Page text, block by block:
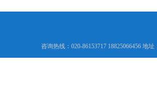
咨询热线：020-86153717 18825066456 地